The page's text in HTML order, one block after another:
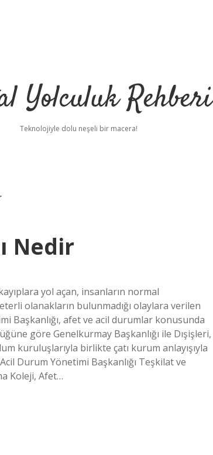
Yolculuk Rehberi
Teknolojiyle dolu neşeli bir macera!
Nedir
yol açan, insanların normal
olanakların bulunmadığı olaylara verilen
Başkanlığı, afet ve acil durumlar konusunda
göre Genelkurmay Başkanlığı ile Dışişleri,
kuruluşlarıyla birlikte çatı kurum anlayışıyla
Durum Yönetimi Başkanlığı Teşkilat ve
Koleji, Afet…